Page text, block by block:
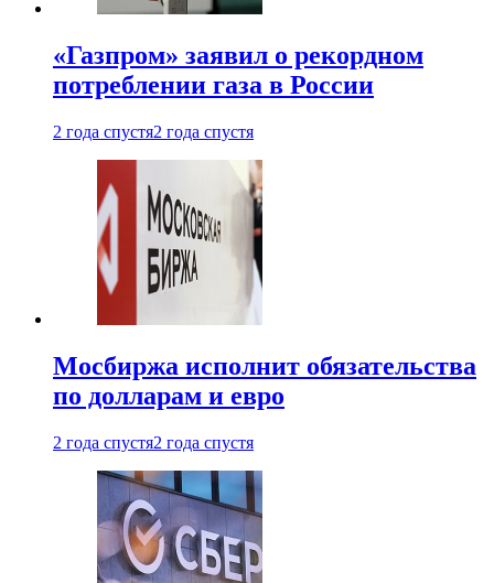
«Газпром» заявил о рекордном
потреблении газа в России
2 года спустя2 года спустя
Мосбиржа исполнит обязательства
по долларам и евро
2 года спустя2 года спустя